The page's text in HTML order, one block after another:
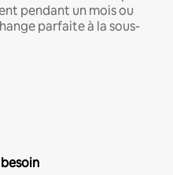
pendant un mois ou
parfaite à la sous-